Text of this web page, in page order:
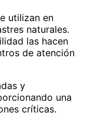
utilizan en
naturales.
las hacen
de atención
y
una
críticas.